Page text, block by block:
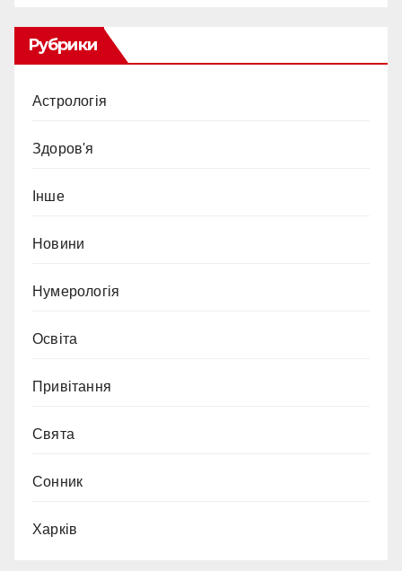
Рубрики
Астрологія
Здоров'я
Інше
Новини
Нумерологія
Освіта
Привітання
Свята
Сонник
Харків